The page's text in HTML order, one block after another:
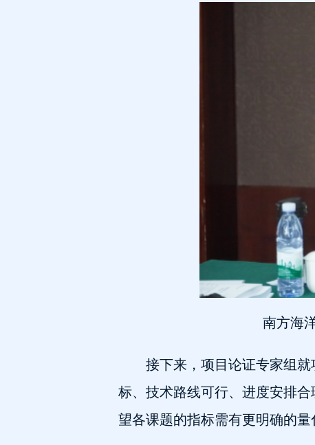
南方海
接下来，项目论证专家组
标、技术路线可行、进度安排
望各课题的指标需有更明确的量